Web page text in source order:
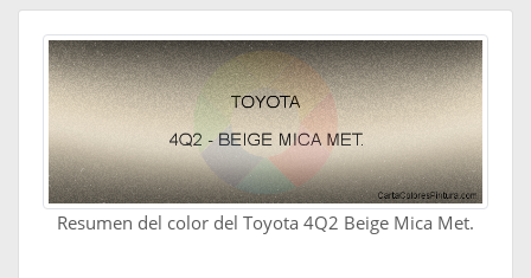
Resumen del color del Toyota 4Q2 Beige Mica Met.